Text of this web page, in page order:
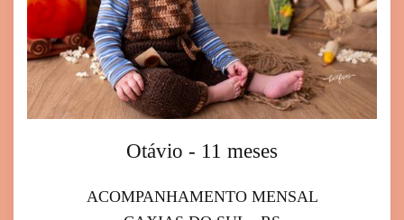
Otávio - 11 meses
ACOMPANHAMENTO MENSAL